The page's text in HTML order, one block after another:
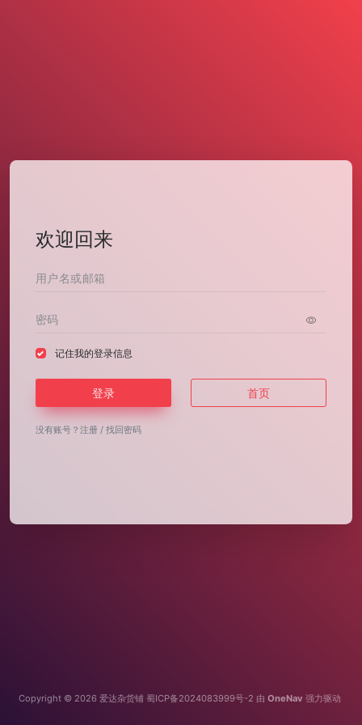
欢迎回来
记住我的登录信息
登录 首页
没有账号？ 注册 / 找回密码
Copyright © 2026 爱达杂货铺 蜀ICP备2024083999号-2 由 OneNav 强力驱动